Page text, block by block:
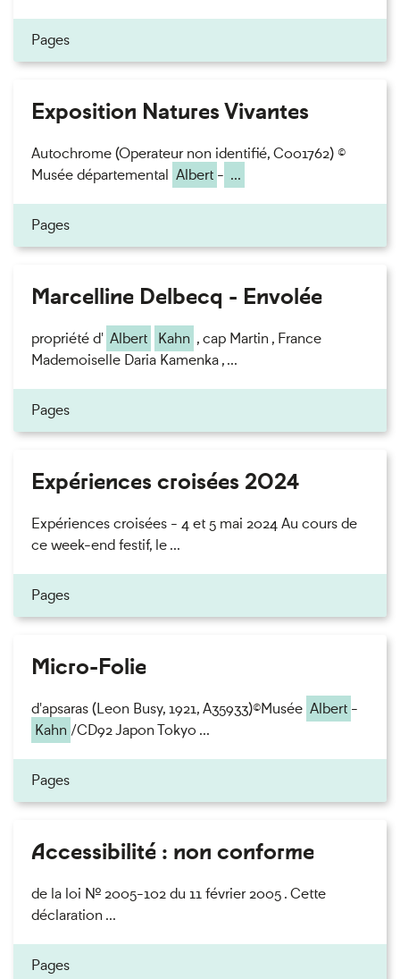
Pages
Exposition Natures Vivantes
Autochrome (Operateur non identifié, C001762) ©
Musée départemental Albert - ...
Pages
Marcelline Delbecq - Envolée
propriété d' Albert Kahn , cap Martin , France
Mademoiselle Daria Kamenka , ...
Pages
Expériences croisées 2024
Expériences croisées - 4 et 5 mai 2024 Au cours de
ce week-end festif, le ...
Pages
Micro-Folie
d'apsaras (Leon Busy, 1921, A35933)©Musée Albert -
Kahn /CD92 Japon Tokyo ...
Pages
Accessibilité : non conforme
de la loi n° 2005-102 du 11 février 2005 . Cette
déclaration ...
Pages